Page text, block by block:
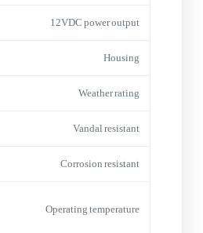
12VDC power output
Housing
Weather rating
Vandal resistant
Corrosion resistant
Operating temperature